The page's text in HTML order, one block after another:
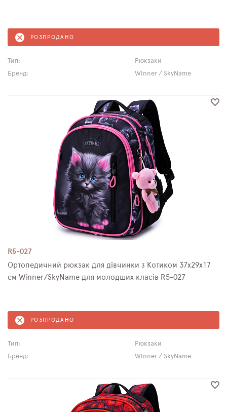
РОЗПРОДАНО
Тип:
Рюкзаки
Бренд:
Winner / SkyName
R5-027
Ортопедичний рюкзак для дівчинки з Котиком 37х29х17
см Winner/SkyName для молодших класів R5-027
РОЗПРОДАНО
Тип:
Рюкзаки
Бренд:
Winner / SkyName